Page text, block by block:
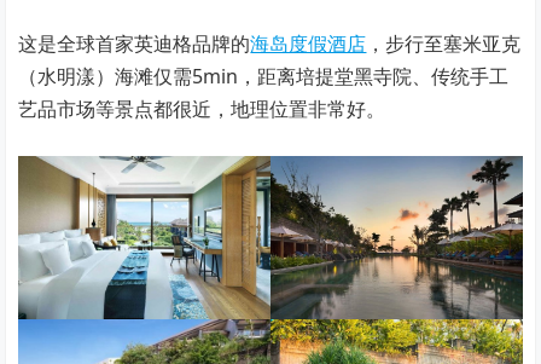
这是全球首家英迪格品牌的海岛度假酒店 ，步行至塞米亚克
（水明漾）海滩仅需5min，距离培提堂黑寺院、传统手工
艺品市场等景点都很近，地理位置非常好。